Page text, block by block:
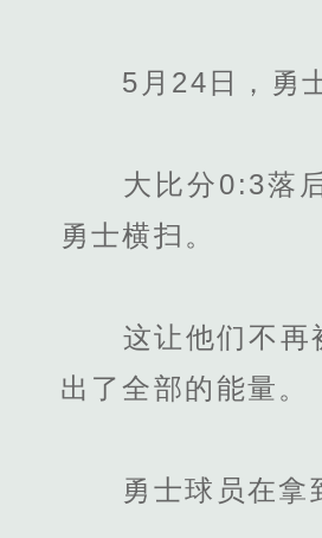
5月24日，勇士
大比分0:3落后
勇士横扫。
这让他们不再被
出了全部的能量。
勇士球员在拿到